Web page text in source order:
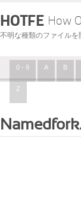
HOTFE How
不明な種類のファイル
0 - 9 A B
Z